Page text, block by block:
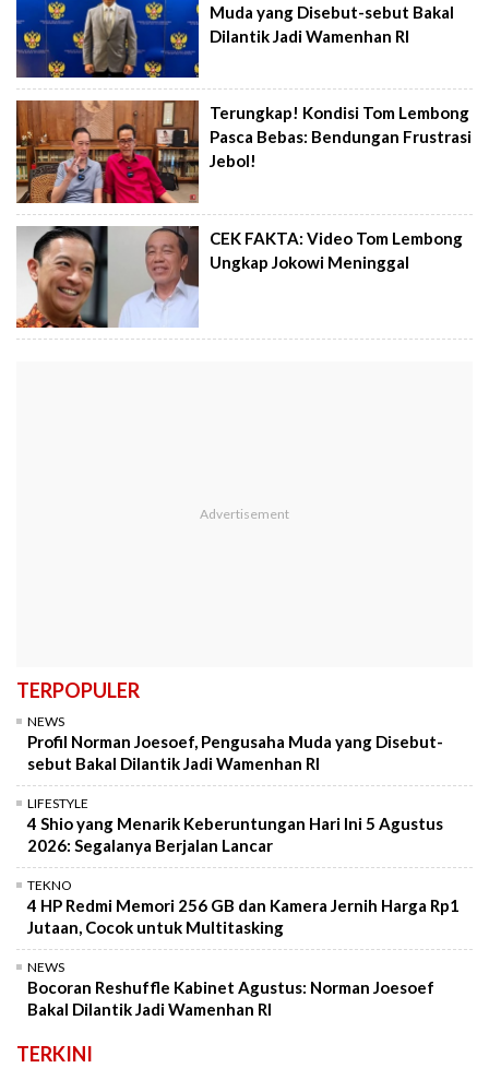
Muda yang Disebut-sebut Bakal
Dilantik Jadi Wamenhan RI
Terungkap! Kondisi Tom Lembong
Pasca Bebas: Bendungan Frustrasi
Jebol!
CEK FAKTA: Video Tom Lembong
Ungkap Jokowi Meninggal
TERPOPULER
NEWS
Profil Norman Joesoef, Pengusaha Muda yang Disebut-
sebut Bakal Dilantik Jadi Wamenhan RI
LIFESTYLE
4 Shio yang Menarik Keberuntungan Hari Ini 5 Agustus
2026: Segalanya Berjalan Lancar
TEKNO
4 HP Redmi Memori 256 GB dan Kamera Jernih Harga Rp1
Jutaan, Cocok untuk Multitasking
NEWS
Bocoran Reshuffle Kabinet Agustus: Norman Joesoef
Bakal Dilantik Jadi Wamenhan RI
TERKINI